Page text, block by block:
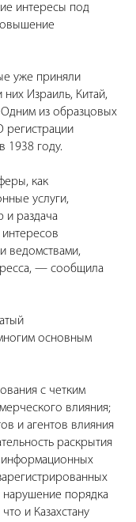
интересы под
уже приняли
Израиль, Китай,
из образцовых
регистрации
1938 году.
как
услуги,
и раздача
ведомствами,
— сообщила
основным
с четким
влияния;
и агентов влияния
раскрытия
нарушение порядка
и Казахстану